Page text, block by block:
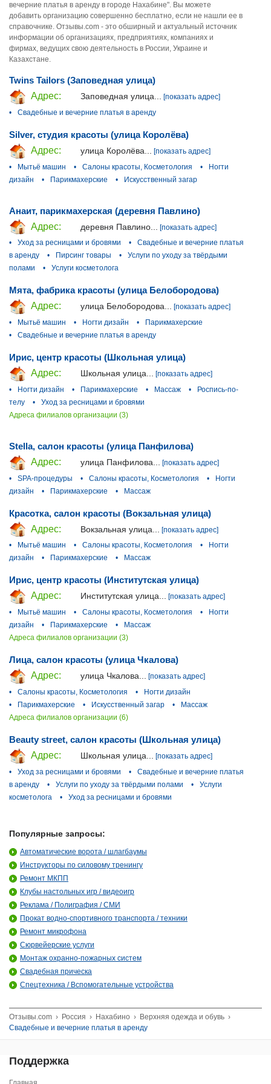
вечерние платья в аренду в городе Нахабине". Вы можете
добавить организацию совершенно бесплатно, если не нашли ее в
справочнике. Отзывы.com - это обширный и актуальный источник
информации об организациях, предприятиях, компаниях и
фирмах, ведущих свою деятельность в России, Украине и
Казахстане.
Twins Tailors (Заповедная улица)
Адрес:
Заповедная улица...
[показать адрес]
•
Свадебные и вечерние платья в аренду
Silver, студия красоты (улица Королёва)
Адрес:
улица Королёва...
[показать адрес]
•
Мытьё машин • Салоны красоты, Косметология •
Ногти
дизайн
• Парикмахерские • Искусственный загар
Анаит, парикмахерская (деревня Павлино)
Адрес:
деревня Павлино...
[показать адрес]
•
Уход за ресницами и бровями •
Свадебные и вечерние платья
в аренду
• Пирсинг товары •
Услуги по уходу за твёрдыми
полами
• Услуги косметолога
Мята, фабрика красоты (улица Белобородова)
Адрес:
улица Белобородова... [показать адрес]
•
Мытьё машин • Ногти дизайн •
Парикмахерские
•
Свадебные и вечерние платья в аренду
Ирис, центр красоты (Школьная улица)
Адрес:
Школьная улица...
[показать адрес]
•
Ногти дизайн • Парикмахерские • Массаж •
Роспись-по-
телу
•
Уход за ресницами и бровями
Адреса филиалов организации (3)
Stella, салон красоты (улица Панфилова)
Адрес:
улица Панфилова...
[показать адрес]
•
SPA-процедуры • Салоны красоты, Косметология •
Ногти
дизайн
• Парикмахерские • Массаж
Красотка, салон красоты (Вокзальная улица)
Адрес:
Вокзальная улица...
[показать адрес]
•
Мытьё машин • Салоны красоты, Косметология •
Ногти
дизайн
• Парикмахерские • Массаж
Ирис, центр красоты (Институтская улица)
Адрес:
Институтская улица... [показать адрес]
•
Мытьё машин • Салоны красоты, Косметология •
Ногти
дизайн
• Парикмахерские •
Массаж
Адреса филиалов организации (3)
Лица, салон красоты (улица Чкалова)
Адрес:
улица Чкалова...
[показать адрес]
•
Салоны красоты, Косметология •
Ногти дизайн
•
Парикмахерские • Искусственный загар •
Массаж
Адреса филиалов организации (6)
Beauty street, салон красоты (Школьная улица)
Адрес:
Школьная улица...
[показать адрес]
•
Уход за ресницами и бровями •
Свадебные и вечерние платья
в аренду
• Услуги по уходу за твёрдыми полами •
Услуги
косметолога
• Уход за ресницами и бровями
Популярные запросы:
Автоматические ворота / шлагбаумы
Инструкторы по силовому тренингу
Ремонт МКПП
Клубы настольных игр / видеоигр
Реклама / Полиграфия / СМИ
Прокат водно-спортивного транспорта / техники
Ремонт микрофона
Сюрвейерские услуги
Монтаж охранно-пожарных систем
Свадебная прическа
Спецтехника / Вспомогательные устройства
Отзывы.com › Россия › Нахабино › Верхняя одежда и обувь ›
Свадебные и вечерние платья в аренду
Поддержка